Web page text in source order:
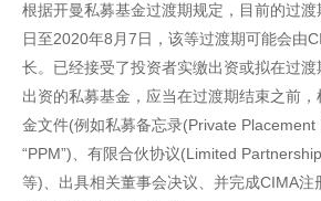
根据开曼私募基金过渡期规定，目前的过
日至2020年8月7日，该等过渡期可能会由
长。已经接受了投资者实缴出资或拟在过
出资的私募基金，应当在过渡期结束之前
金文件(例如私募备忘录(Private Placement
“PPM”)、有限合伙协议(Limited
等)、出具相关董事会决议、并完成CIMA注